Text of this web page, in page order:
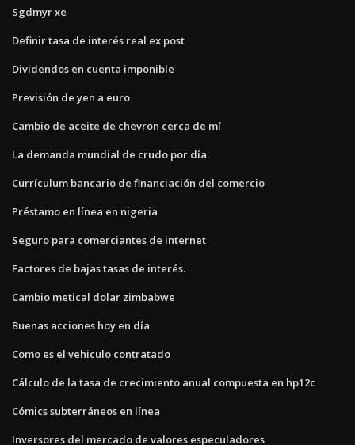
Sgdmyr xe
Definir tasa de interés real ex post
Dividendos en cuenta imponible
Previsión de yen a euro
Cambio de aceite de chevron cerca de mí
La demanda mundial de crudo por día.
Currículum bancario de financiación del comercio
Préstamo en línea en nigeria
Seguro para comerciantes de internet
Factores de bajas tasas de interés.
Cambio metical dolar zimbabwe
Buenas acciones hoy en día
Como es el vehiculo contratado
Cálculo de la tasa de crecimiento anual compuesta en hp12c
Cómics subterráneos en línea
Inversores del mercado de valores especuladores